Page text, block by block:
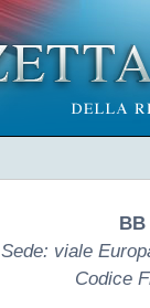
BB
Sede: viale
Codice